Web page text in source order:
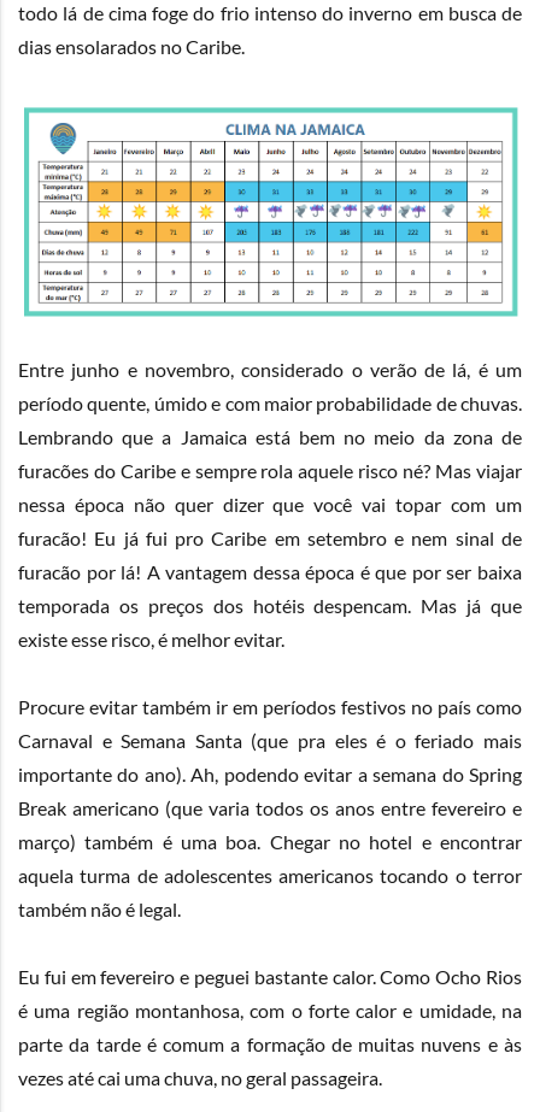
todo lá de cima foge do frio intenso do inverno em busca de
dias ensolarados no Caribe.
Entre junho e novembro, considerado o verão de lá, é um
período quente, úmido e com maior probabilidade de chuvas.
Lembrando que a Jamaica está bem no meio da zona de
furacões do Caribe e sempre rola aquele risco né? Mas viajar
nessa época não quer dizer que você vai topar com um
furacão! Eu já fui pro Caribe em setembro e nem sinal de
furacão por lá! A vantagem dessa época é que por ser baixa
temporada os preços dos hotéis despencam. Mas já que
existe esse risco, é melhor evitar.
Procure evitar também ir em períodos festivos no país como
Carnaval e Semana Santa (que pra eles é o feriado mais
importante do ano). Ah, podendo evitar a semana do Spring
Break americano (que varia todos os anos entre fevereiro e
março) também é uma boa. Chegar no hotel e encontrar
aquela turma de adolescentes americanos tocando o terror
também não é legal.
Eu fui em fevereiro e peguei bastante calor. Como Ocho Rios
é uma região montanhosa, com o forte calor e umidade, na
parte da tarde é comum a formação de muitas nuvens e às
vezes até cai uma chuva, no geral passageira.